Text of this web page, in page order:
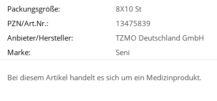
Packungsgröße:
8X10 St
PZN/Art.Nr.:
13475839
Anbieter/Hersteller:
TZMO Deutschland GmbH
Marke:
Seni
Bei diesem Artikel handelt es sich um ein Medizinprodukt.